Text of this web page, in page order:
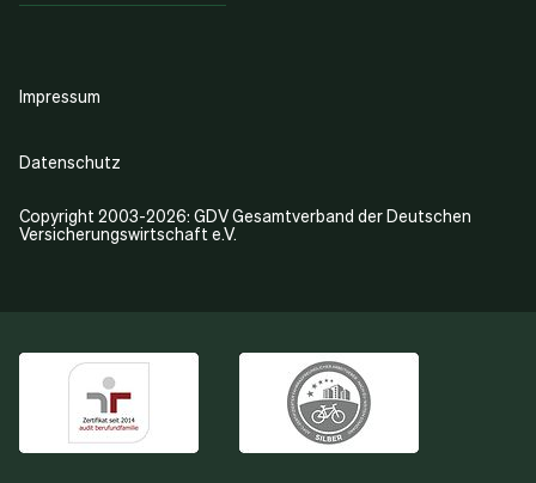
Copyright 2003-2026: GDV Gesamtverband der Deutschen
Versicherungswirtschaft e.V.
Impressum
Datenschutz